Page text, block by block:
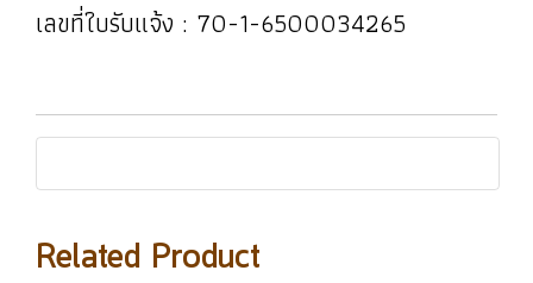
เลขที่ใบรับแจ้ง : 70-1-6500034265
Related Product